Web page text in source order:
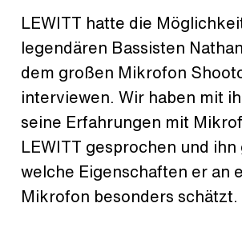
LEWITT hatte die
legendären Bassisten
dem großen Mikrofon
interviewen. Wir haben mit
seine Erfahrungen mit
LEWITT gesprochen und
welche Eigenschaften er an
Mikrofon besonders schätzt.